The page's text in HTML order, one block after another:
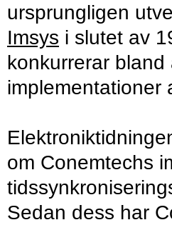
ursprungligen
Imsys i slutet av
konkurrerar
implementationer
om Conemtechs
Sedan dess har